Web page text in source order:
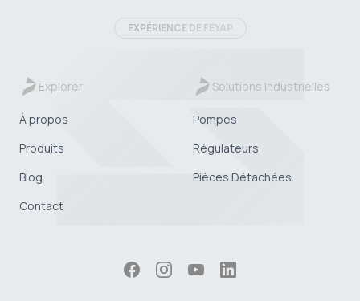
EXPÉRIENCE DE FEYAP
Explorer
À propos
Produits
Blog
Contact
Solutions Industrielles
Pompes
Régulateurs
Pièces Détachées